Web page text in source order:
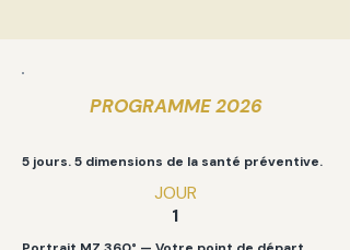
PROGRAMME 2026
5 jours. 5 dimensions de la santé préventive.
JOUR
1